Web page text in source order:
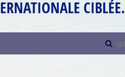
CIBLÉE.